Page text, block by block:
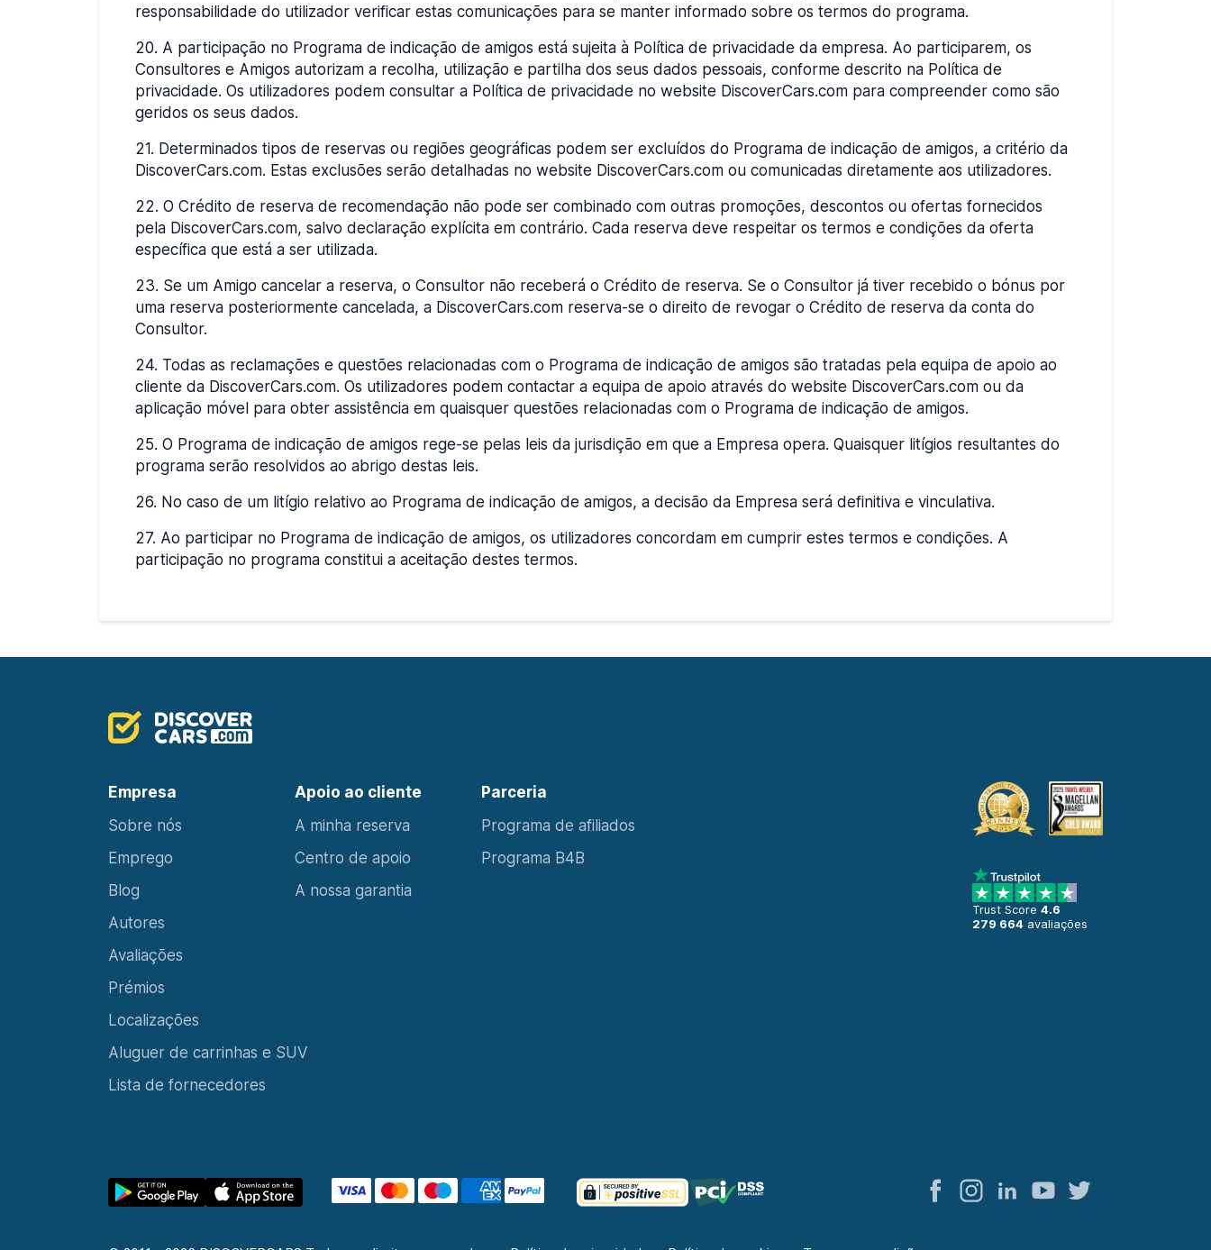
responsabilidade do utilizador verificar estas comunicações para se manter informado sobre os termos do programa.
20. A participação no Programa de indicação de amigos está sujeita à Política de privacidade da empresa. Ao participarem, os
Consultores e Amigos autorizam a recolha, utilização e partilha dos seus dados pessoais, conforme descrito na Política de
privacidade. Os utilizadores podem consultar a Política de privacidade no website DiscoverCars.com para compreender como são
geridos os seus dados.
21. Determinados tipos de reservas ou regiões geográficas podem ser excluídos do Programa de indicação de amigos, a critério da
DiscoverCars.com. Estas exclusões serão detalhadas no website DiscoverCars.com ou comunicadas diretamente aos utilizadores.
22. O Crédito de reserva de recomendação não pode ser combinado com outras promoções, descontos ou ofertas fornecidos
pela DiscoverCars.com, salvo declaração explícita em contrário. Cada reserva deve respeitar os termos e condições da oferta
específica que está a ser utilizada.
23. Se um Amigo cancelar a reserva, o Consultor não receberá o Crédito de reserva. Se o Consultor já tiver recebido o bónus por
uma reserva posteriormente cancelada, a DiscoverCars.com reserva-se o direito de revogar o Crédito de reserva da conta do
Consultor.
24. Todas as reclamações e questões relacionadas com o Programa de indicação de amigos são tratadas pela equipa de apoio ao
cliente da DiscoverCars.com. Os utilizadores podem contactar a equipa de apoio através do website DiscoverCars.com ou da
aplicação móvel para obter assistência em quaisquer questões relacionadas com o Programa de indicação de amigos.
25. O Programa de indicação de amigos rege-se pelas leis da jurisdição em que a Empresa opera. Quaisquer litígios resultantes do
programa serão resolvidos ao abrigo destas leis.
26. No caso de um litígio relativo ao Programa de indicação de amigos, a decisão da Empresa será definitiva e vinculativa.
27. Ao participar no Programa de indicação de amigos, os utilizadores concordam em cumprir estes termos e condições. A
participação no programa constitui a aceitação destes termos.
Empresa Apoio ao cliente Parceria
Trust Score 4.6
279 664 avaliações